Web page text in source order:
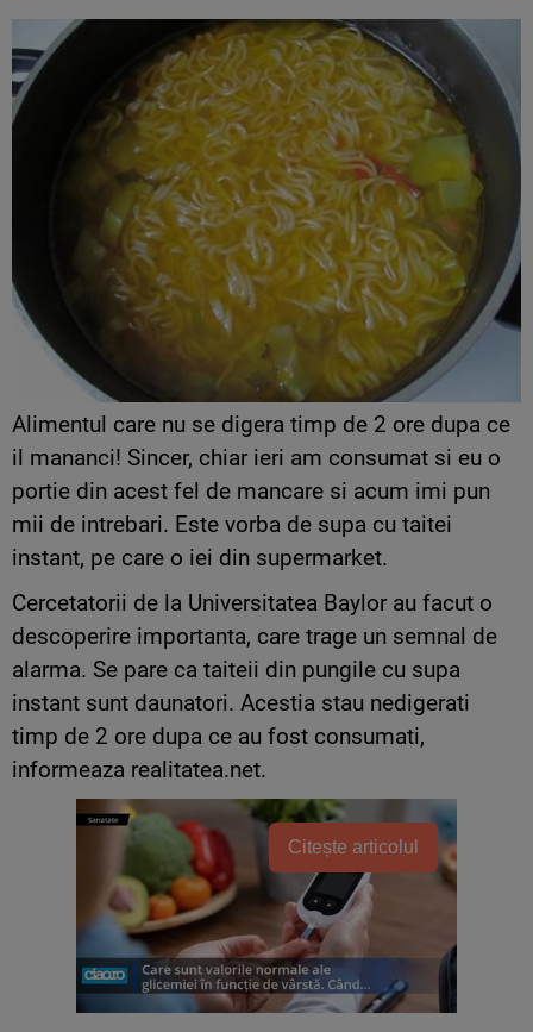
Alimentul care nu se digera timp de 2 ore dupa ce
il mananci! Sincer, chiar ieri am consumat si eu o
portie din acest fel de mancare si acum imi pun
mii de intrebari. Este vorba de supa cu taitei
instant, pe care o iei din supermarket.
Cercetatorii de la Universitatea Baylor au facut o
descoperire importanta, care trage un semnal de
alarma. Se pare ca taiteii din pungile cu supa
instant sunt daunatori. Acestia stau nedigerati
timp de 2 ore dupa ce au fost consumati,
informeaza realitatea.net.
Citește articolul